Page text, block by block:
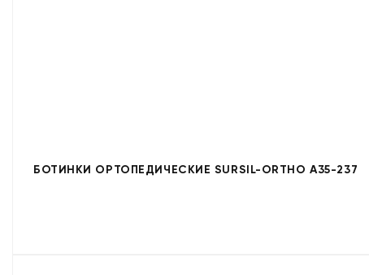
БОТИНКИ ОРТОПЕДИЧЕСКИЕ SURSIL-ORTHO A35-237